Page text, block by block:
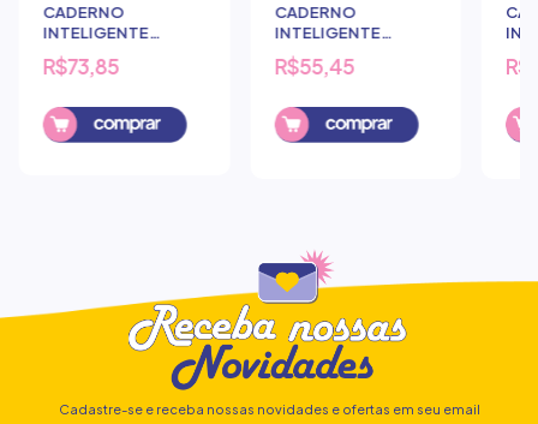
CADERNO
INTELIGENTE
SMART DAC
UNIVERSITARIO 10
R$73,85
Comprar
CADERNO
INTELIGENTE
SMART DAC
COLEGIAL 10
R$55,45
Cadastre-se e receba nossas novidades e ofertas em seu email